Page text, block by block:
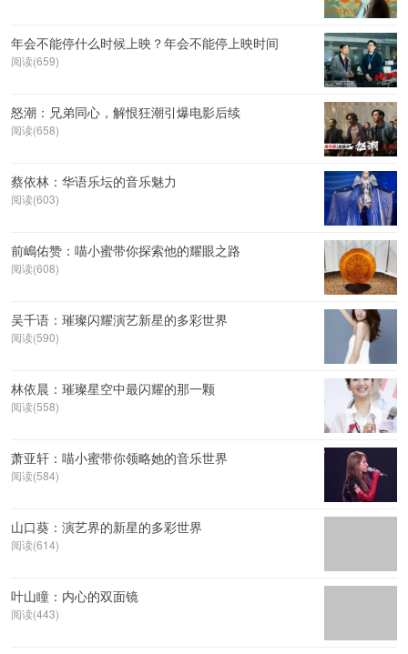
年会不能停什么时候上映？年会不能停上映时间
阅读(659)
怒潮：兄弟同心，解恨狂潮引爆电影后续
阅读(658)
蔡依林：华语乐坛的音乐魅力
阅读(603)
前嶋佑赞：喵小蜜带你探索他的耀眼之路
阅读(608)
吴千语：璀璨闪耀演艺新星的多彩世界
阅读(590)
林依晨：璀璨星空中最闪耀的那一颗
阅读(558)
萧亚轩：喵小蜜带你领略她的音乐世界
阅读(584)
山口葵：演艺界的新星的多彩世界
阅读(614)
叶山瞳：内心的双面镜
阅读(443)